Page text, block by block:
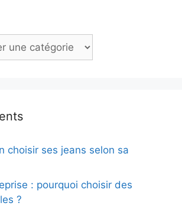
choisir ses jeans selon sa
: pourquoi choisir des
?